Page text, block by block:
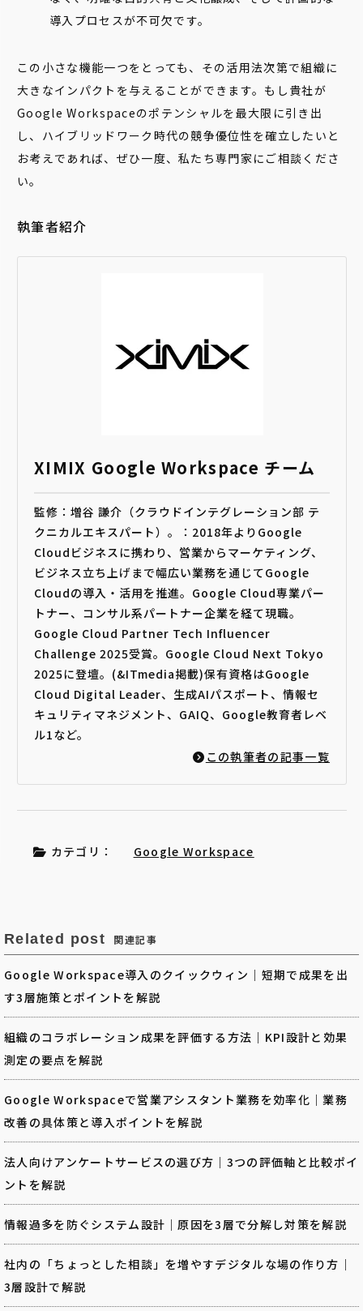
導入プロセスが不可欠です。
この小さな機能一つをとっても、その活用法次第で組織に
大きなインパクトを与えることができます。もし貴社が
Google Workspaceのポテンシャルを最大限に引き出
し、ハイブリッドワーク時代の競争優位性を確立したいと
お考えであれば、ぜひ一度、私たち専門家にご相談くださ
い。
執筆者紹介
XIMIX Google Workspace チーム
監修：増谷 謙介（クラウドインテグレーション部 テ
クニカルエキスパート）。：2018年よりGoogle
Cloudビジネスに携わり、営業からマーケティング、
ビジネス立ち上げまで幅広い業務を通じてGoogle
Cloudの導入・活用を推進。Google Cloud専業パー
トナー、コンサル系パートナー企業を経て現職。
Google Cloud Partner Tech Influencer
Challenge 2025受賞。Google Cloud Next Tokyo
2025に登壇。(&ITmedia掲載)保有資格はGoogle
Cloud Digital Leader、生成AIパスポート、情報セ
キュリティマネジメント、GAIQ、Google教育者レベ
ル1など。
この執筆者の記事一覧
カテゴリ： Google Workspace
Related post 関連記事
Google Workspace導入のクイックウィン｜短期で成果を出
す3層施策とポイントを解説
組織のコラボレーション成果を評価する方法｜KPI設計と効果
測定の要点を解説
Google Workspaceで営業アシスタント業務を効率化｜業務
改善の具体策と導入ポイントを解説
法人向けアンケートサービスの選び方｜3つの評価軸と比較ポイ
ントを解説
情報過多を防ぐシステム設計｜原因を3層で分解し対策を解説
社内の「ちょっとした相談」を増やすデジタルな場の作り方｜
3層設計で解説